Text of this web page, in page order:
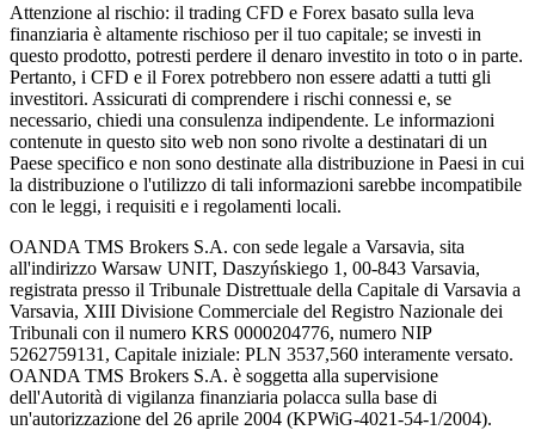
Attenzione al rischio: il trading CFD e Forex basato sulla leva
finanziaria è altamente rischioso per il tuo capitale; se investi in
questo prodotto, potresti perdere il denaro investito in toto o in parte.
Pertanto, i CFD e il Forex potrebbero non essere adatti a tutti gli
investitori. Assicurati di comprendere i rischi connessi e, se
necessario, chiedi una consulenza indipendente. Le informazioni
contenute in questo sito web non sono rivolte a destinatari di un
Paese specifico e non sono destinate alla distribuzione in Paesi in cui
la distribuzione o l'utilizzo di tali informazioni sarebbe incompatibile
con le leggi, i requisiti e i regolamenti locali.
OANDA TMS Brokers S.A. con sede legale a Varsavia, sita
all'indirizzo Warsaw UNIT, Daszyńskiego 1, 00-843 Varsavia,
registrata presso il Tribunale Distrettuale della Capitale di Varsavia a
Varsavia, XIII Divisione Commerciale del Registro Nazionale dei
Tribunali con il numero KRS 0000204776, numero NIP
5262759131, Capitale iniziale: PLN 3537,560 interamente versato.
OANDA TMS Brokers S.A. è soggetta alla supervisione
dell'Autorità di vigilanza finanziaria polacca sulla base di
un'autorizzazione del 26 aprile 2004 (KPWiG-4021-54-1/2004).